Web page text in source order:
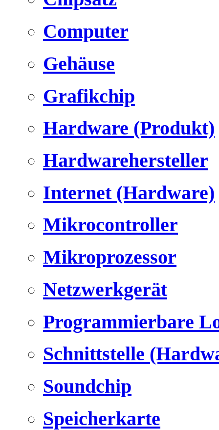
Computer
Gehäuse
Grafikchip
Hardware (Produkt)
Hardwarehersteller
Internet (Hardware)
Mikrocontroller
Mikroprozessor
Netzwerkgerät
Programmierbare
Schnittstelle
Soundchip
Speicherkarte